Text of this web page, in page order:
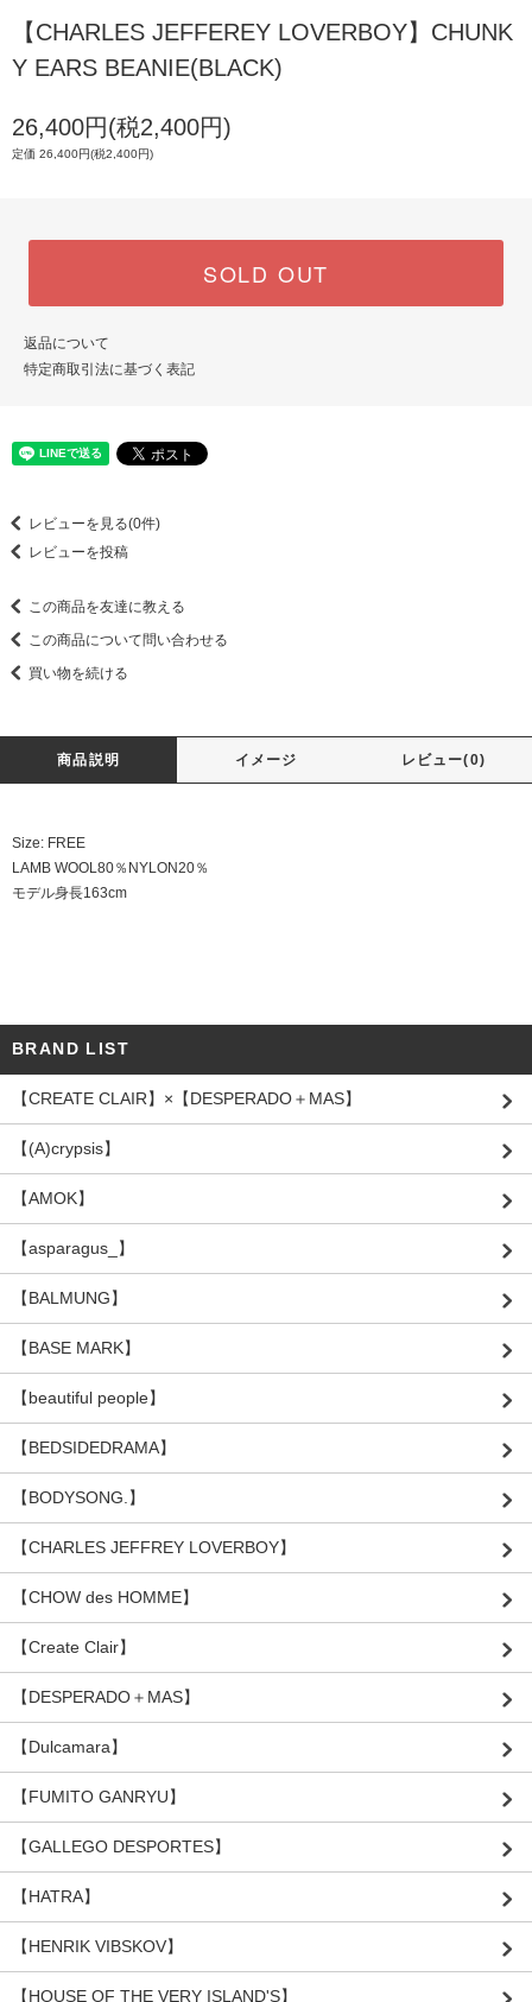
【CHARLES JEFFEREY LOVERBOY】CHUNK
Y EARS BEANIE(BLACK)
26,400円(税2,400円)
定価 26,400円(税2,400円)
SOLD OUT
返品について
特定商取引法に基づく表記
レビューを見る(0件)
レビューを投稿
この商品を友達に教える
この商品について問い合わせる
買い物を続ける
商品説明 イメージ レビュー(0)
Size: FREE
LAMB WOOL80％NYLON20％
モデル身長163cm
BRAND LIST
【CREATE CLAIR】×【DESPERADO＋MAS】
【(A)crypsis】
【AMOK】
【asparagus_】
【BALMUNG】
【BASE MARK】
【beautiful people】
【BEDSIDEDRAMA】
【BODYSONG.】
【CHARLES JEFFREY LOVERBOY】
【CHOW des HOMME】
【Create Clair】
【DESPERADO＋MAS】
【Dulcamara】
【FUMITO GANRYU】
【GALLEGO DESPORTES】
【HATRA】
【HENRIK VIBSKOV】
【HOUSE OF THE VERY ISLAND'S】